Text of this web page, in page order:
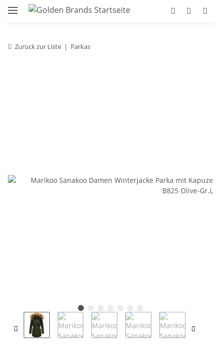
Zurück zur Liste Parkas